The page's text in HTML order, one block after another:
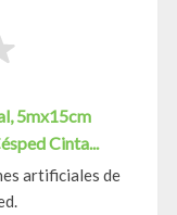
5mx15cm
Cinta...
artificiales de